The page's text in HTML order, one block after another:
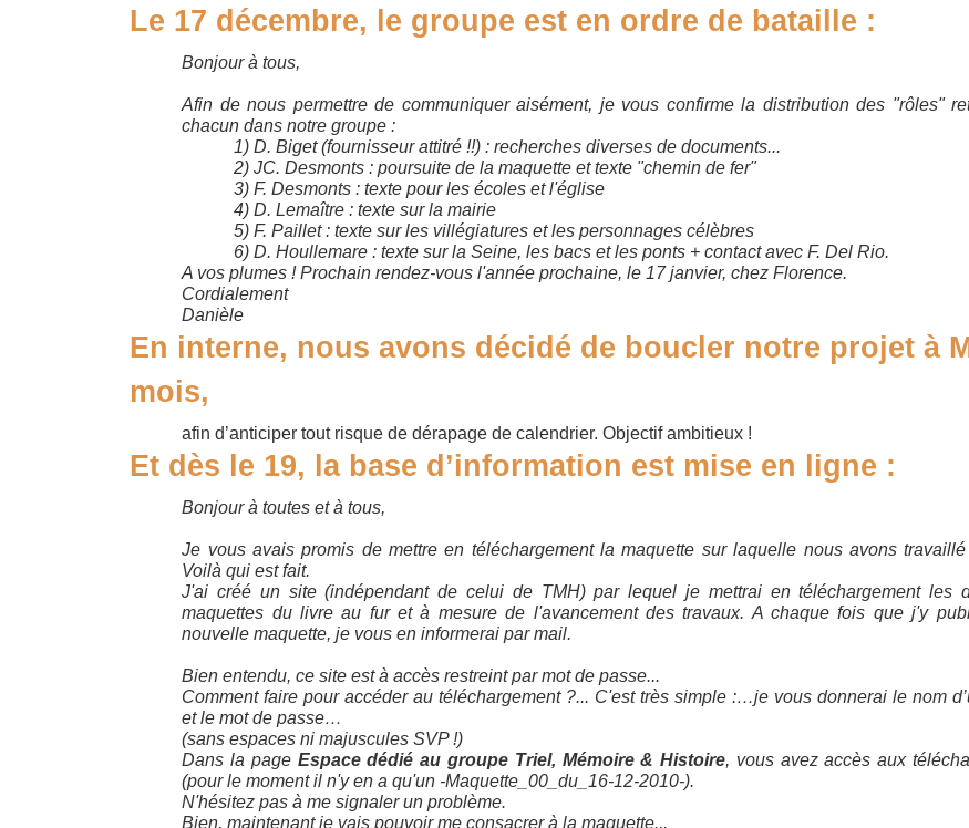
Le 17 décembre, le groupe est en ordre de bataille :
Bonjour à tous,
Afin de nous permettre de communiquer aisément, je vous confirme la distribution des "rôles"
chacun dans notre groupe :
1) D. Biget (fournisseur attitré !!) : recherches diverses de documents...
2) JC. Desmonts : poursuite de la maquette et texte "chemin de fer"
3) F. Desmonts : texte pour les écoles et l'église
4) D. Lemaître : texte sur la mairie
5) F. Paillet : texte sur les villégiatures et les personnages célèbres
6) D. Houllemare : texte sur la Seine, les bacs et les ponts + contact avec F. Del Rio.
A vos plumes ! Prochain rendez-vous l'année prochaine, le 17 janvier, chez Florence.
Cordialement
Danièle
En interne, nous avons décidé de boucler notre projet à
mois,
afin d’anticiper tout risque de dérapage de calendrier. Objectif ambitieux !
Et dès le 19, la base d’information est mise en ligne :
Bonjour à toutes et à tous,
Je vous avais promis de mettre en téléchargement la maquette sur laquelle nous avons
Voilà qui est fait.
J'ai créé un site (indépendant de celui de TMH) par lequel je mettrai en téléchargement les
maquettes du livre au fur et à mesure de l'avancement des travaux. A chaque fois que j'y
nouvelle maquette, je vous en informerai par mail.
Bien entendu, ce site est à accès restreint par mot de passe...
Comment faire pour accéder au téléchargement ?... C'est très simple :…je vous donnerai le nom
et le mot de passe…
(sans espaces ni majuscules SVP !)
Dans la page Espace dédié au groupe Triel, Mémoire & Histoire, vous avez accès aux
(pour le moment il n'y en a qu'un -Maquette_00_du_16-12-2010-).
N'hésitez pas à me signaler un problème.
Bien, maintenant je vais pouvoir me consacrer à la maquette...